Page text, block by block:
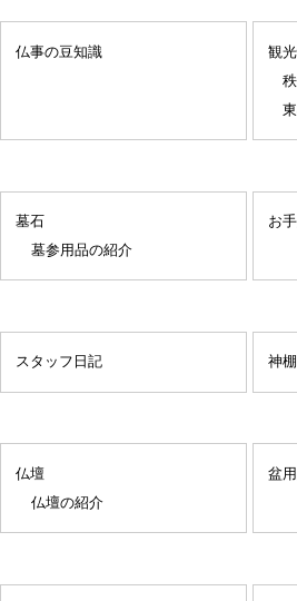
仏事の豆知識
観
墓石
墓参用品の紹介
お
スタッフ日記 神
仏壇
仏壇の紹介
盆